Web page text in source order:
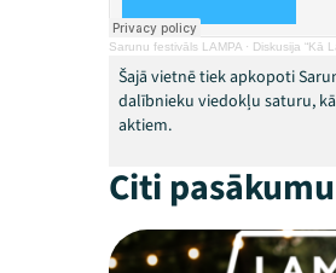
Sarunu festivāls LAMPA · Diskusija “Kā
Šajā vietnē tiek apkopoti
dalībnieku viedokļu saturu,
aktiem.
Citi